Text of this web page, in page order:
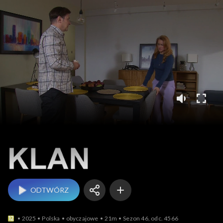
Klan
ODTWÓRZ
2025 Polska obyczajowe 21m Sezon 46, odc. 4566